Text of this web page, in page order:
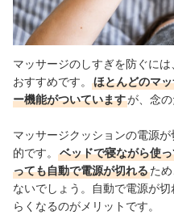
マッサージのしすぎを防ぐに
おすすめです。
ほとんどのマ
ー機能がついていますが、念の
マッサージクッションの電源
的です。
ベッドで寝ながら使
っても自動で電源が切れるた
ないでしょう。自動で電源が
らくなるのがメリットです。